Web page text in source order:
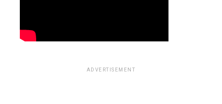
ADVERTISEMENT